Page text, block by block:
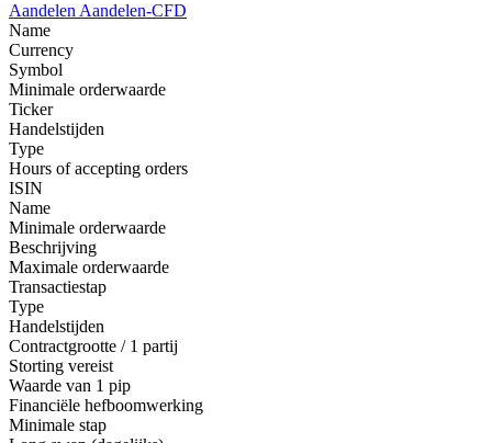
Aandelen Aandelen-CFD
Name
Currency
Symbol
Minimale orderwaarde
Ticker
Handelstijden
Type
Hours of accepting orders
ISIN
Name
Minimale orderwaarde
Beschrijving
Maximale orderwaarde
Transactiestap
Type
Handelstijden
Contractgrootte / 1 partij
Storting vereist
Waarde van 1 pip
Financiële hefboomwerking
Minimale stap